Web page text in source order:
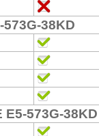
38KD
573G-38KD